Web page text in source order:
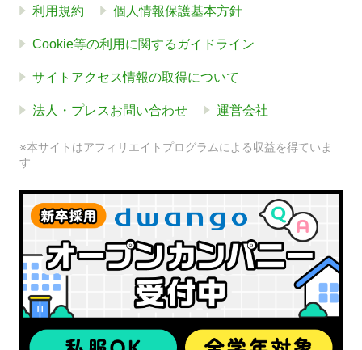
利用規約 個人情報保護基本方針
Cookie等の利用に関するガイドライン
サイトアクセス情報の取得について
法人・プレスお問い合わせ 運営会社
※本サイトはアフィリエイトプログラムによる収益を得ていま
す